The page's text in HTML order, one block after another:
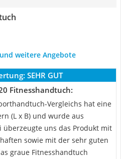
weitere Angebote
SEHR GUT
Fitnesshandtuch:
Vergleichs hat eine
(L x B) und wurde aus
uns das Produkt mit
sowie mit der sehr guten
graue Fitnesshandtuch